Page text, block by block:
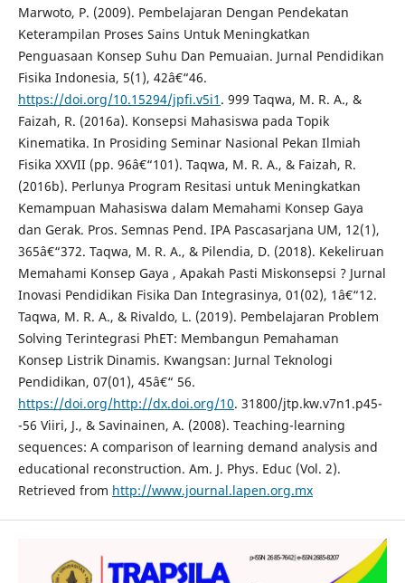
Marwoto, P. (2009). Pembelajaran Dengan Pendekatan
Keterampilan Proses Sains Untuk Meningkatkan
Penguasaan Konsep Suhu Dan Pemuaian. Jurnal Pendidikan
Fisika Indonesia, 5(1), 42â€“46.
https://doi.org/10.15294/jpfi.v5i1 . 999 Taqwa, M. R. A., &
Faizah, R. (2016a). Konsepsi Mahasiswa pada Topik
Kinematika. In Prosiding Seminar Nasional Pekan Ilmiah
Fisika XXVII (pp. 96â€“101). Taqwa, M. R. A., & Faizah, R.
(2016b). Perlunya Program Resitasi untuk Meningkatkan
Kemampuan Mahasiswa dalam Memahami Konsep Gaya
dan Gerak. Pros. Semnas Pend. IPA Pascasarjana UM, 12(1),
365â€“372. Taqwa, M. R. A., & Pilendia, D. (2018). Kekeliruan
Memahami Konsep Gaya , Apakah Pasti Miskonsepsi ? Jurnal
Inovasi Pendidikan Fisika Dan Integrasinya, 01(02), 1â€“12.
Taqwa, M. R. A., & Rivaldo, L. (2019). Pembelajaran Problem
Solving Terintegrasi PhET: Membangun Pemahaman
Konsep Listrik Dinamis. Kwangsan: Jurnal Teknologi
Pendidikan, 07(01), 45â€“ 56.
https://doi.org/http://dx.doi.org/10. 31800/jtp.kw.v7n1.p45-
-56 Viiri, J., & Savinainen, A. (2008). Teaching-learning
sequences: A comparison of learning demand analysis and
educational reconstruction. Am. J. Phys. Educ (Vol. 2).
Retrieved from http://www.journal.lapen.org.mx